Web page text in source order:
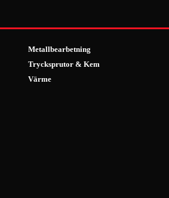
Metallbearbetning
Trycksprutor & Kem
Värme